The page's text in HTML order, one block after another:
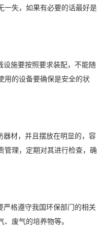
一失，如果有必要的话最好是
施要按照要求装配，不能随
用的设备要确保是安全的状
材，并且摆放在明显的，容
管理，定期对其进行检查，确
格遵守我国环保部门的相关
废气的培养物等。